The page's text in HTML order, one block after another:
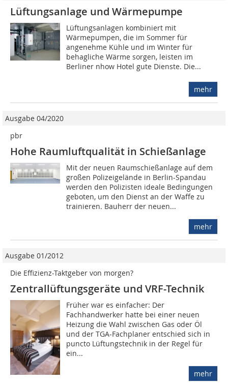
Lüftungsanlage und Wärmepumpe
Lüftungsanlagen kombiniert mit
Wärmepumpen, die im Sommer für
angenehme Kühle und im Winter für
behagliche Wärme sorgen, leisten im
Berliner nhow Hotel gute Dienste. Die...
mehr
Ausgabe 04/2020
pbr
Hohe Raumluftqualität in Schießanlage
Mit der neuen Raumschießanlage auf dem
großen Polizeigelände in Berlin-Spandau
werden den Polizisten ideale Bedingungen
geboten, um den Dienst an der Waffe zu
trainieren. Bauherr der neuen...
mehr
Ausgabe 01/2012
Die Effizienz-Taktgeber von morgen?
Zentrallüftungsgeräte und VRF-Technik
Früher war es einfacher: Der
Fachhandwerker hatte bei einer neuen
Heizung die Wahl zwischen Gas oder Öl
und der TGA-Fachplaner entschied sich in
puncto Lüftungstechnik in der Regel für
ein...
mehr